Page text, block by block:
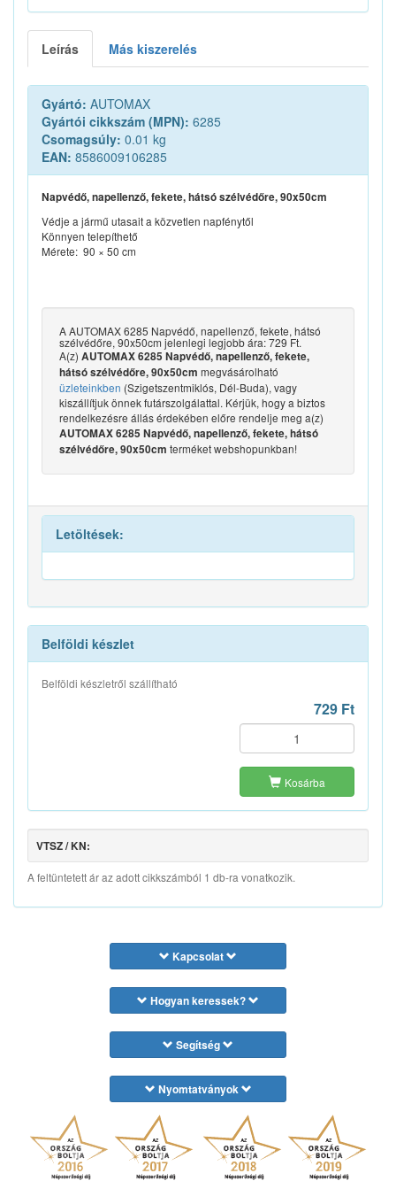
Leírás Más kiszerelés
Gyártó: AUTOMAX
Gyártói cikkszám (MPN): 6285
Csomagsúly: 0.01 kg
EAN: 8586009106285
Napvédő, napellenző, fekete, hátsó szélvédőre, 90x50cm
Védje a jármű utasait a közvetlen napfénytől
Könnyen telepíthető
Mérete: 90 × 50 cm
A AUTOMAX 6285 Napvédő, napellenző, fekete, hátsó
szélvédőre, 90x50cm jelenlegi legjobb ára: 729 Ft.
A(z) AUTOMAX 6285 Napvédő, napellenző, fekete,
hátsó szélvédőre, 90x50cm megvásárolható
üzleteinkben (Szigetszentmiklós, Dél-Buda), vagy
kiszállítjuk önnek futárszolgálattal. Kérjük, hogy a biztos
rendelkezésre állás érdekében előre rendelje meg a(z)
AUTOMAX 6285 Napvédő, napellenző, fekete, hátsó
szélvédőre, 90x50cm terméket webshopunkban!
Letöltések:
Belföldi készlet
Belföldi készletről szállítható
729 Ft
Kosárba
VTSZ / KN:
A feltüntetett ár az adott cikkszámból 1 db-ra vonatkozik.
Kapcsolat
Hogyan keressek?
Segítség
Nyomtatványok